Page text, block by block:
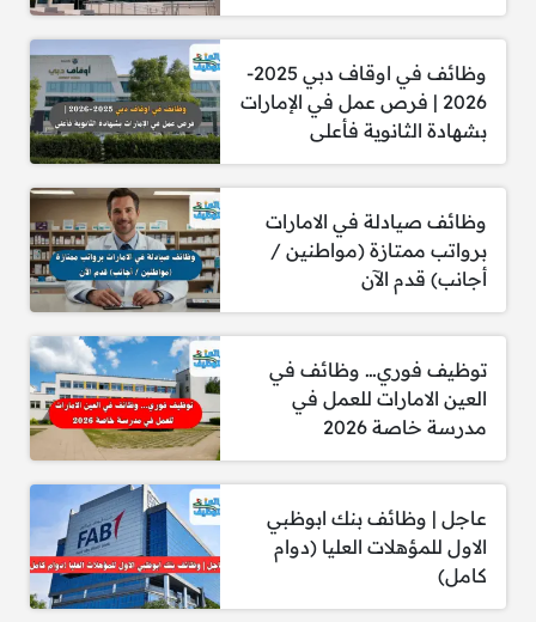
خبرة سابقة في أسواق الشرق الأوسط أو شمال
أفريقيا (شرط أساسي).
يُفضل وجود خبرة دولية في قطاع الأغذية
والمشروبات ضمن بيئة السلع الاستهلاكية
سريعة التداول.
مطلوب مساعد مدير المنتج
الشروط:
بكالوريوس في إدارة الأعمال (تخصص تسويق)
أو بكالوريوس في العلوم الصيدلانية.
العلامة التجارية المساعدة، ويفضل ضمن شركة
مرموقة في قطاع السلع الاستهلاكية سريعة
التداول بالشرق الأوسط.
مهارات تسويقية متقدمة وسجل مثبت في
تحقيق نتائج ملموسة في بيئة عمل تنافسية.
وظائف في اوقاف دبي 2025-
2026 | فرص عمل في الإمارات
بشهادة الثانوية فأعلى
وظائف صيادلة في الامارات
برواتب ممتازة (مواطنين /
أجانب) قدم الآن
توظيف فوري… وظائف في
العين الامارات للعمل في
مدرسة خاصة 2026
عاجل | وظائف بنك ابوظبي
الاول للمؤهلات العليا (دوام
كامل)